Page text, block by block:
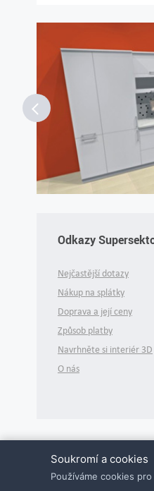
Odkazy
Nejčastější dotazy
Nákup na splátky
Doprava a její ceny
Způsob platby
Navrhněte si interiér 3D
O nás
Soukromí a cookies
Používáme cookies